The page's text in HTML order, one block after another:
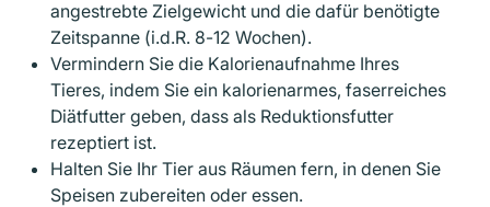
angestrebte Zielgewicht und die dafür benötigte
Zeitspanne (i.d.R. 8-12 Wochen).
Vermindern Sie die Kalorienaufnahme Ihres
Tieres, indem Sie ein kalorienarmes, faserreiches
Diätfutter geben, dass als Reduktionsfutter
rezeptiert ist.
Halten Sie Ihr Tier aus Räumen fern, in denen Sie
Speisen zubereiten oder essen.